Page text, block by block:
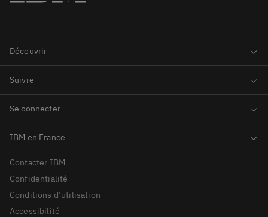
Contacter IBM
Confidentialité
Conditions d’utilisation
Accessibilité